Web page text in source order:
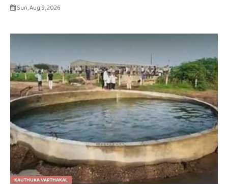
Sun, Aug 9, 2026
KAUTHUKA VARTHAKAL